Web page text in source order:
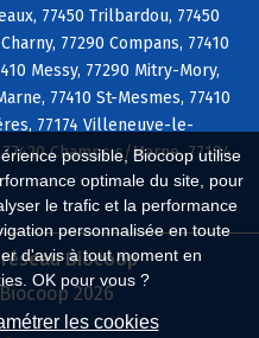
possible, Biocoop utilise
optimale du site, pour
le trafic et la performance
personnalisée en toute
d'avis à tout moment en
OK pour vous ?
les cookies
77450 Trilbardou, 77450
77290 Compans, 77410
Messy, 77290 Mitry-Mory,
77410 St-Mesmes, 77410
77174 Villeneuve-le-
Champs s/Marne, 77184
Biocoop
2026